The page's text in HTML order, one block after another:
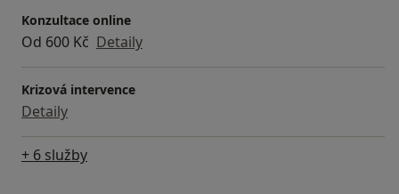
Konzultace online
Od 600 Kč Detaily
Krizová intervence
Detaily
+ 6 služby